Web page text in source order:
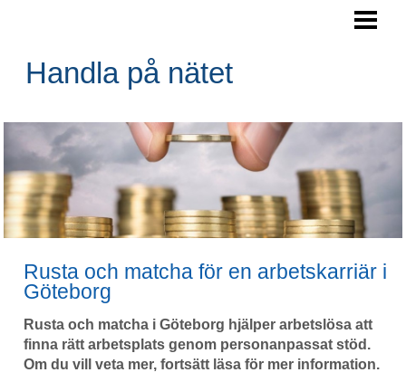
HANDLA SÄKERT PÅ NÄTET
HANDLA PÅ NÄTET TIPS
BLOGG
Handla på nätet
Rusta och matcha för en arbetskarriär i
Göteborg
Rusta och matcha i Göteborg hjälper arbetslösa att
finna rätt arbetsplats genom personanpassat stöd.
Om du vill veta mer, fortsätt läsa för mer information.